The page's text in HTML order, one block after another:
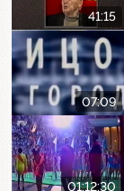
41:15
07:09
01:12:30